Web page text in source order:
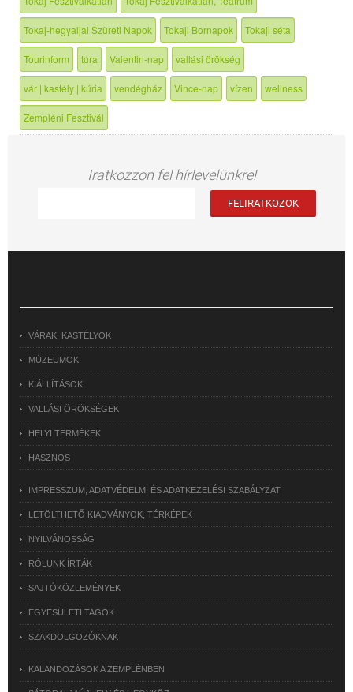
Tokaj-hegyaljai Szüreti Napok Tokaji Bornapok Tokaji séta
Tourinform túra Valentin-nap vallási örökség
vár | kastély | kúria vendégház Vince-nap vízen wellness
Zempléni Fesztivál
Iratkozzon fel hírlevelünkre!
VÁRAK, KASTÉLYOK
MÚZEUMOK
KIÁLLÍTÁSOK
VALLÁSI ÖRÖKSÉGEK
HELYI TERMÉKEK
HASZNOS
IMPRESSZUM, ADATVÉDELMI ÉS ADATKEZELÉSI SZABÁLYZAT
LETÖLTHETŐ KIADVÁNYOK, TÉRKÉPEK
NYILVÁNOSSÁG
RÓLUNK ÍRTÁK
SAJTÓKÖZLEMÉNYEK
EGYESÜLETI TAGOK
SZAKDOLGOZÓKNAK
KALANDOZÁSOK A ZEMPLÉNBEN